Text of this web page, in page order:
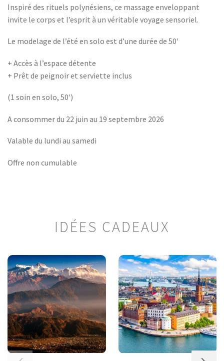
Inspiré des rituels polynésiens, ce massage enveloppant
invite le corps et l’esprit à un véritable voyage sensoriel.
Le modelage de l’été en solo est d’une durée de 50′
+ Accès à l’espace détente
+ Prêt de peignoir et serviette inclus
(1 soin en solo, 50′)
A consommer du 22 juin au 19 septembre 2026
Valable du lundi au samedi
Offre non cumulable
IDÉES CADEAUX